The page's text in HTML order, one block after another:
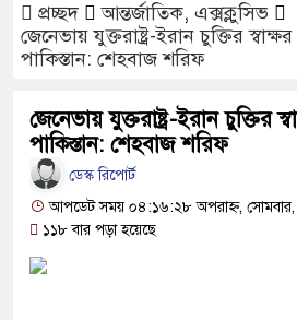
কোনো রাজনৈতিক দলের নয়:
বৈঠক, গ্রেফতার ৬
বর ও কনেপক্ষের সংঘর্ষ, আহত ১০
৩০ লাখ টাকা পাচ্ছেন কৃষক হানিফ
প্রচ্ছদ আন্তর্জাতিক, এক্সক্লুসিভ
জেনেভায় যুক্তরাষ্ট্র-ইরান চুক্তির
পাকিস্তান: শেহবাজ শরিফ
জেনেভায় যুক্তরাষ্ট্র-ইরান চুক্তির
পাকিস্তান: শেহবাজ শরিফ
ডেস্ক রিপোর্ট
আপডেট সময় ০৪:১৬:২৮ অপরাহ্ন,
১১৮ বার পড়া হয়েছে